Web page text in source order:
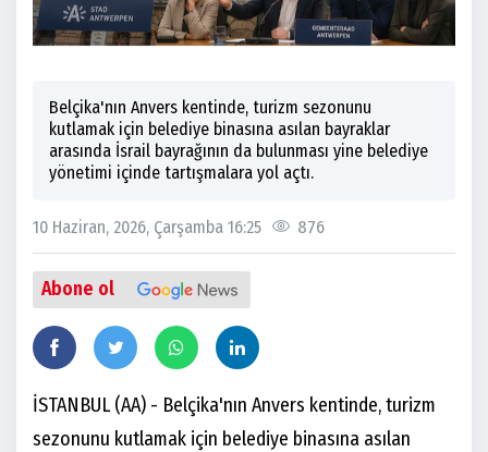
Belçika'nın Anvers kentinde, turizm sezonunu
kutlamak için belediye binasına asılan bayraklar
arasında İsrail bayrağının da bulunması yine belediye
yönetimi içinde tartışmalara yol açtı.
10 Haziran, 2026, Çarşamba 16:25 876
Abone ol
İSTANBUL (AA) - Belçika'nın Anvers kentinde, turizm
sezonunu kutlamak için belediye binasına asılan